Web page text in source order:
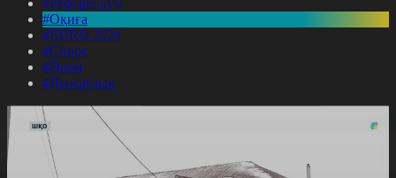
#Оқиға
#EURO 2024
#Спорт
#Әлем
#Денсаулық